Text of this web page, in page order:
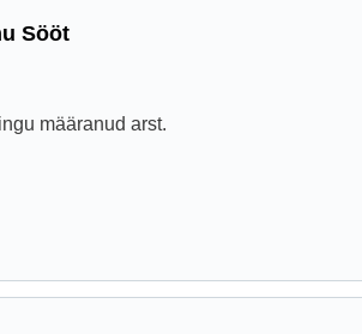
Sööt
määranud arst.